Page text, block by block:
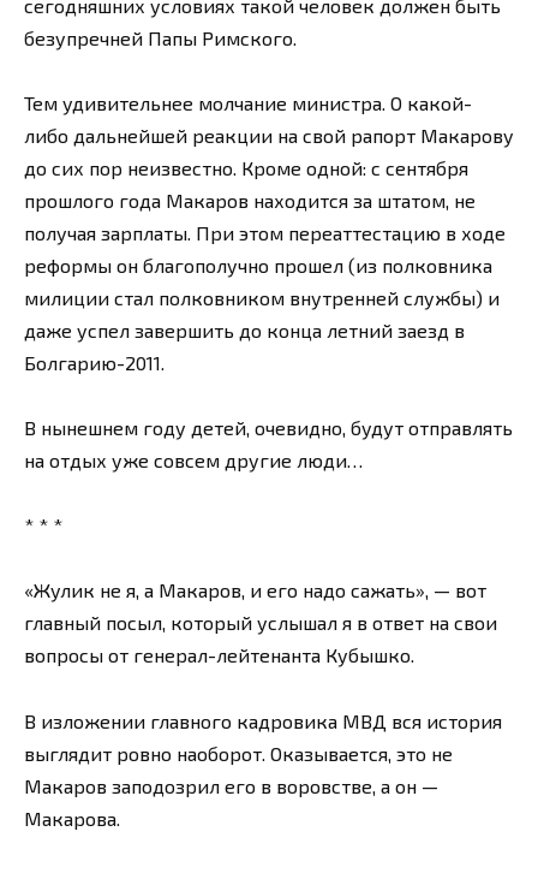
сегодняшних условиях такой человек должен быть
безупречней Папы Римского.
Тем удивительнее молчание министра. О какой-
либо дальнейшей реакции на свой рапорт Макарову
до сих пор неизвестно. Кроме одной: с сентября
прошлого года Макаров находится за штатом, не
получая зарплаты. При этом переаттестацию в ходе
реформы он благополучно прошел (из полковника
милиции стал полковником внутренней службы) и
даже успел завершить до конца летний заезд в
Болгарию-2011.
В нынешнем году детей, очевидно, будут отправлять
на отдых уже совсем другие люди…
* * *
«Жулик не я, а Макаров, и его надо сажать», — вот
главный посыл, который услышал я в ответ на свои
вопросы от генерал-лейтенанта Кубышко.
В изложении главного кадровика МВД вся история
выглядит ровно наоборот. Оказывается, это не
Макаров заподозрил его в воровстве, а он —
Макарова.